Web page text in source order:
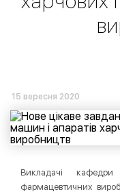
15 вересня 2020
Викладачі
фармацевтичних